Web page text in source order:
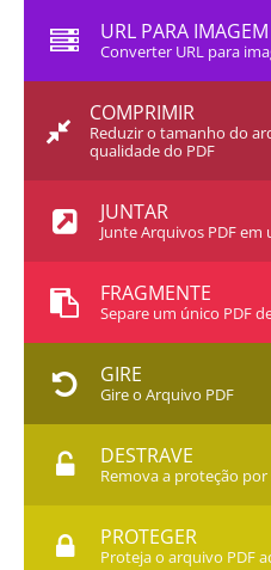
URL PARA IMAGEM
Converter URL para
COMPRIMIR
Reduzir o tamanho do
qualidade do PDF
JUNTAR
Junte Arquivos PDF
FRAGMENTE
Separe um único PDF
GIRE
Gire o Arquivo PDF
DESTRAVE
Remova a proteção por
PROTEGER
Proteja o arquivo PDF